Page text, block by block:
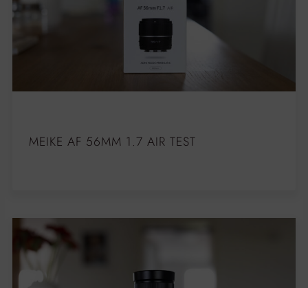
MEIKE AF 56MM 1.7 AIR TEST